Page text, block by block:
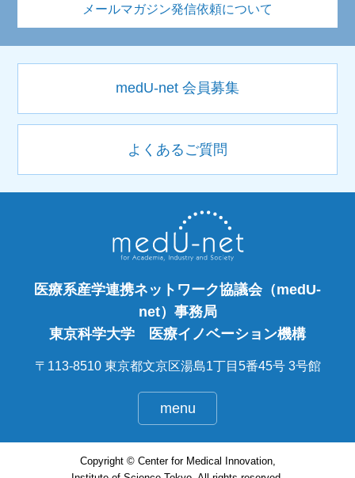
メールマガジン発信依頼について
medU-net 会員募集
よくあるご質問
医療系産学連携ネットワーク協議会（medU-
net）事務局
東京科学大学 医療イノベーション機構
〒113-8510 東京都文京区湯島1丁目5番45号 3号館
menu
Copyright © Center for Medical Innovation,